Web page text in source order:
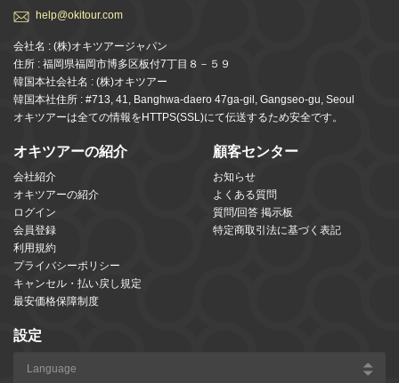
help@okitour.com
会社名 : (株)オキツアージャパン
住所 : 福岡県福岡市博多区板付7丁目８－５９
韓国本社会社名 : (株)オキツアー
韓国本社住所 : #713, 41, Banghwa-daero 47ga-gil, Gangseo-gu, Seoul
オキツアーは全ての情報をHTTPS(SSL)にて伝送するため安全です。
オキツアーの紹介
会社紹介
オキツアーの紹介
ログイン
会員登録
利用規約
プライバシーポリシー
キャンセル・払い戻し規定
最安価格保障制度
顧客センター
お知らせ
よくある質問
質問/回答 掲示板
特定商取引法に基づく表記
設定